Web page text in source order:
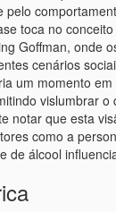
pelo
toca no
Goffman, onde
cenários
um momento
vislumbrar o
notar que esta
como a
de álcool